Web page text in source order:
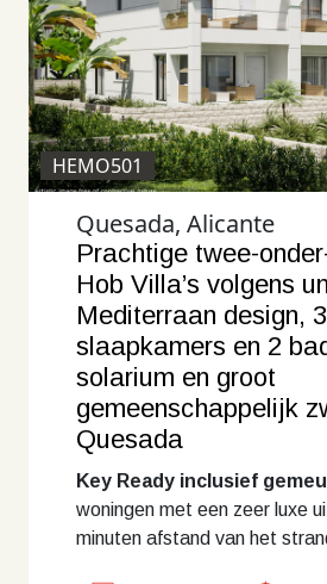
HEMO501
Quesada, Alicante
Prachtige twee-
Hob Villa’s volgens
Mediterraan design, 3
slaapkamers en 2
solarium en groot
gemeenschappelijk
Quesada
Key Ready inclusief
woningen met een zeer luxe
minuten afstand van het